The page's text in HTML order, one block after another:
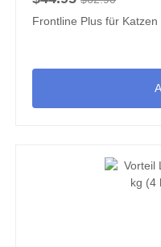
Frontline Plus für